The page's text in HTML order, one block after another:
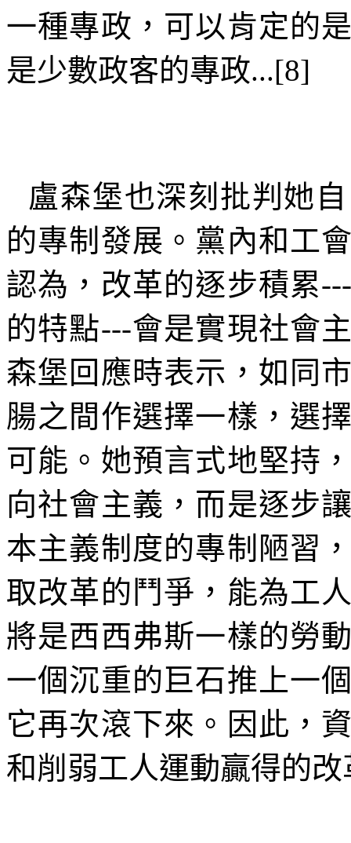
一種專政，可以肯定的
是少數政客的專政...[8]
盧森堡也深刻批判她
的專制發展。黨內和工
認為，改革的逐步積累
的特點---會是實現社會
森堡回應時表示，如同
腸之間作選擇一樣，選
可能。她預言式地堅持
向社會主義，而是逐步
本主義制度的專制陋習
取改革的鬥爭，能為工
將是西西弗斯一樣的勞
一個沉重的巨石推上一
它再次滾下來。因此，
和削弱工人運動贏得的改